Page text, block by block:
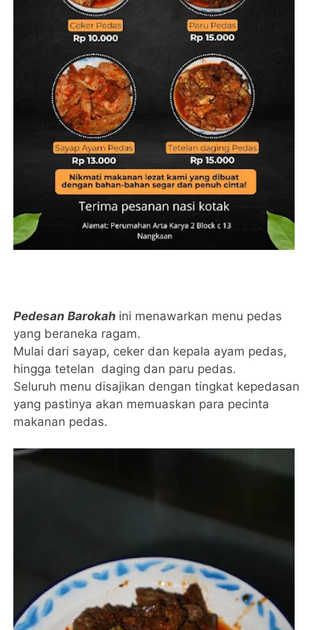
Pedesan Barokah ini menawarkan menu pedas
yang beraneka ragam.
Mulai dari sayap, ceker dan kepala ayam pedas,
hingga tetelan daging dan paru pedas.
Seluruh menu disajikan dengan tingkat kepedasan
yang pastinya akan memuaskan para pecinta
makanan pedas.